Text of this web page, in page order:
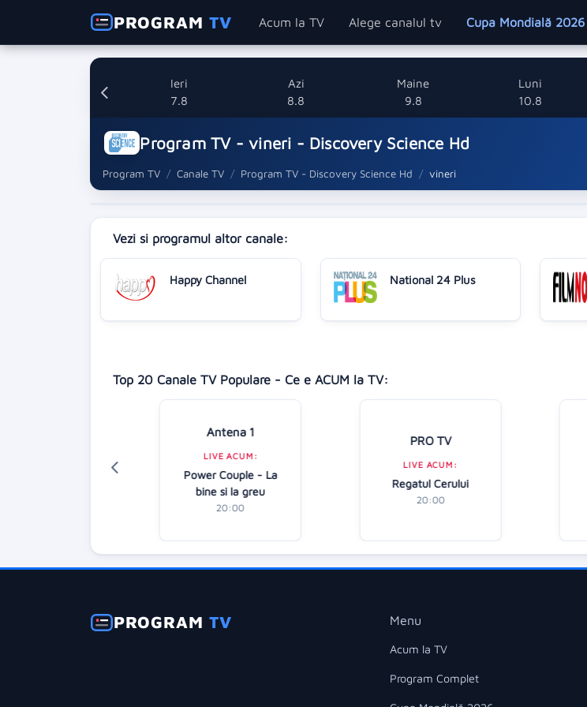
PROGRAMTV Acum la TV Alege canalul tv Cupa Mondială 2026
Ieri
7.8
Azi
8.8
Maine
9.8
Luni
10.8
Program TV - vineri - Discovery Science Hd
Program TV Canale TV Program TV - Discovery Science Hd vineri
Vezi si programul altor canale:
Happy Channel National 24 Plus
Top 20 Canale TV Populare - Ce e ACUM la TV:
Antena 1
LIVE ACUM:
Power Couple - La
bine si la greu
20:00
PRO TV
LIVE ACUM:
Regatul Cerului
20:00
PROGRAMTV Menu
Acum la TV
Program Complet